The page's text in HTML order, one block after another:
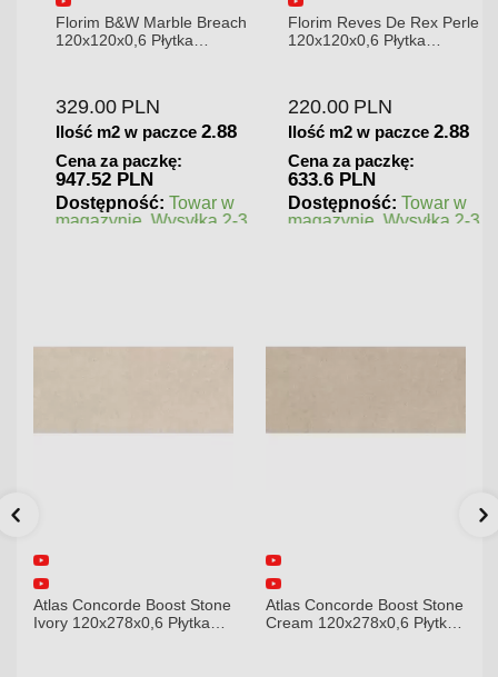
Florim B&W Marble Breach
120x120x0,6 Płytka
329.00 PLN
Ilość m2 w paczce 2.88
Cena za paczkę:
947.52 PLN
Dostępność: Towar w
magazynie. Wysyłka 2-3
Florim Reves De Rex Perle
120x120x0,6 Płytka
220.00 PLN
Ilość m2 w paczce 2.88
Cena za paczkę:
633.6 PLN
Dostępność: Towar w
magazynie. Wysyłka 2-3
Atlas Concorde Boost Stone
Cream 120x278x0,6 Płytka
Atlas Concorde Brave
Gypsum 75x75 Płytka